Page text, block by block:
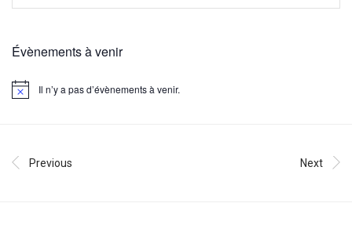
Évènements à venir
Notice Il n’y a pas d’évènements à venir.
Previous Next